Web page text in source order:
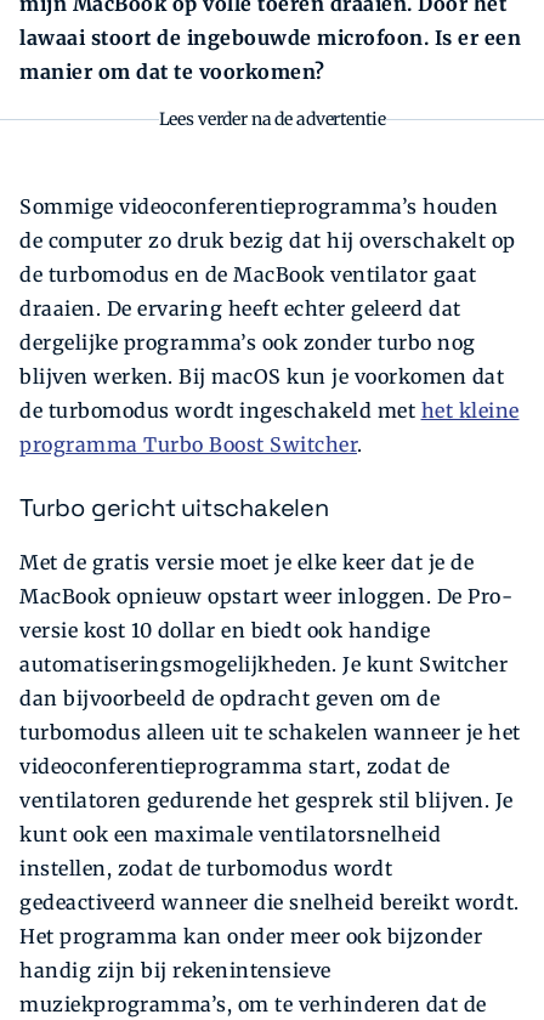
lawaai stoort de ingebouwde microfoon. Is er een
manier om dat te voorkomen?
Lees verder na de advertentie
Sommige videoconferentieprogramma’s houden
de computer zo druk bezig dat hij overschakelt op
de turbomodus en de MacBook ventilator gaat
draaien. De ervaring heeft echter geleerd dat
dergelijke programma’s ook zonder turbo nog
blijven werken. Bij macOS kun je voorkomen dat
de turbomodus wordt ingeschakeld met het kleine
programma Turbo Boost Switcher.
Turbo gericht uitschakelen
Met de gratis versie moet je elke keer dat je de
MacBook opnieuw opstart weer inloggen. De Pro-
versie kost 10 dollar en biedt ook handige
automatiseringsmogelijkheden. Je kunt Switcher
dan bijvoorbeeld de opdracht geven om de
turbomodus alleen uit te schakelen wanneer je het
videoconferentieprogramma start, zodat de
ventilatoren gedurende het gesprek stil blijven. Je
kunt ook een maximale ventilatorsnelheid
instellen, zodat de turbomodus wordt
gedeactiveerd wanneer die snelheid bereikt wordt.
Het programma kan onder meer ook bijzonder
handig zijn bij rekenintensieve
muziekprogramma’s, om te verhinderen dat de